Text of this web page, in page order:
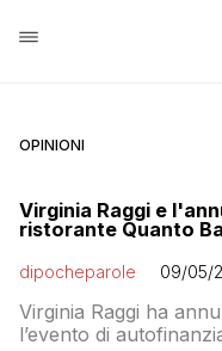
OPINIONI
Virginia Raggi e
ristorante Quanto
dipocheparole 09/05/
Virginia Raggi ha
l’evento di